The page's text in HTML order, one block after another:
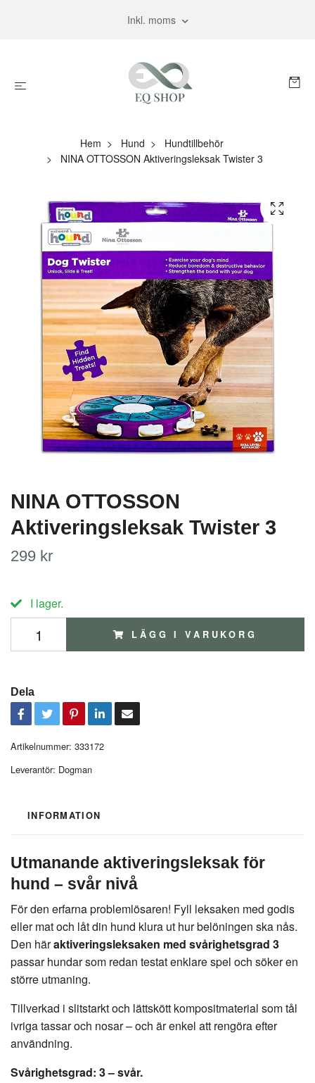
Inkl. moms
Hem Hund
Hundtillbehör
NINA OTTOSSON Aktiveringsleksak Twister 3
NINA OTTOSSON
Aktiveringsleksak Twister 3
299 kr
I lager.
LÄGG I VARUKORG
Dela
Artikelnummer: 333172
Leverantör: Dogman
INFORMATION
Utmanande aktiveringsleksak för
hund – svår nivå
För den erfarna problemlösaren! Fyll leksaken med godis
eller mat och låt din hund klura ut hur belöningen ska nås.
Den häraktiveringsleksaken med svårighetsgrad 3
passar hundar som redan testat enklare spel och söker en
större utmaning.
Tillverkad i slitstarkt och lättskött kompositmaterial som tål
ivriga tassar och nosar – och är enkel att rengöra efter
användning.
Svårighetsgrad: 3 – svår.